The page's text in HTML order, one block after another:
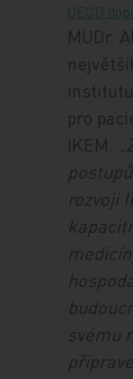
OECD
MUDr.
pro
IKEM.
rozvoji
svému